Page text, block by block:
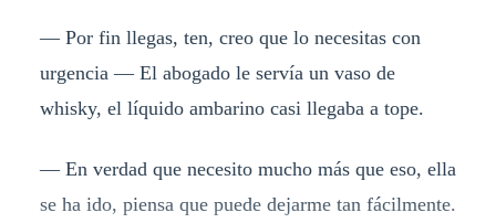
— Por fin llegas, ten, creo que lo necesitas con
urgencia — El abogado le servía un vaso de
whisky, el líquido ambarino casi llegaba a tope.
— En verdad que necesito mucho más que eso, ella
se ha ido, piensa que puede dejarme tan fácilmente.